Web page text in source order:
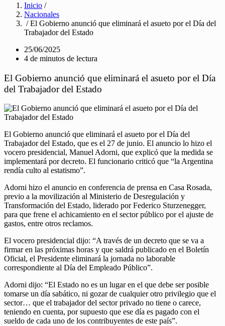
Inicio /
Nacionales
/ El Gobierno anunció que eliminará el asueto por el Día del
Trabajador del Estado
25/06/2025
4 de minutos de lectura
El Gobierno anunció que eliminará el asueto por el Día
del Trabajador del Estado
El Gobierno anunció que eliminará el asueto por el Día del
Trabajador del Estado, que es el 27 de junio. El anuncio lo hizo el
vocero presidencial, Manuel Adorni, que explicó que la medida se
implementará por decreto. El funcionario criticó que “la Argentina
rendía culto al estatismo”.
Adorni hizo el anuncio en conferencia de prensa en Casa Rosada,
previo a la movilización al Ministerio de Desregulación y
Transformación del Estado, liderado por Federico Sturzenegger,
para que frene el achicamiento en el sector público por el ajuste de
gastos, entre otros reclamos.
El vocero presidencial dijo: “A través de un decreto que se va a
firmar en las próximas horas y que saldrá publicado en el Boletín
Oficial, el Presidente eliminará la jornada no laborable
correspondiente al Día del Empleado Público”.
Adorni dijo: “El Estado no es un lugar en el que debe ser posible
tomarse un día sabático, ni gozar de cualquier otro privilegio que el
sector… que el trabajador del sector privado no tiene o carece,
teniendo en cuenta, por supuesto que ese día es pagado con el
sueldo de cada uno de los contribuyentes de este país”.